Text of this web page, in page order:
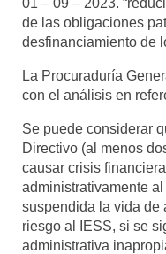
01 – 09 – 2023.
de las obligaciones
desfinanciamiento de
La Procuraduría
con el análisis en
Se puede considerar
Directivo (al menos
causar crisis
administrativamente
suspendida la vida de
riesgo al IESS, si se
administrativa